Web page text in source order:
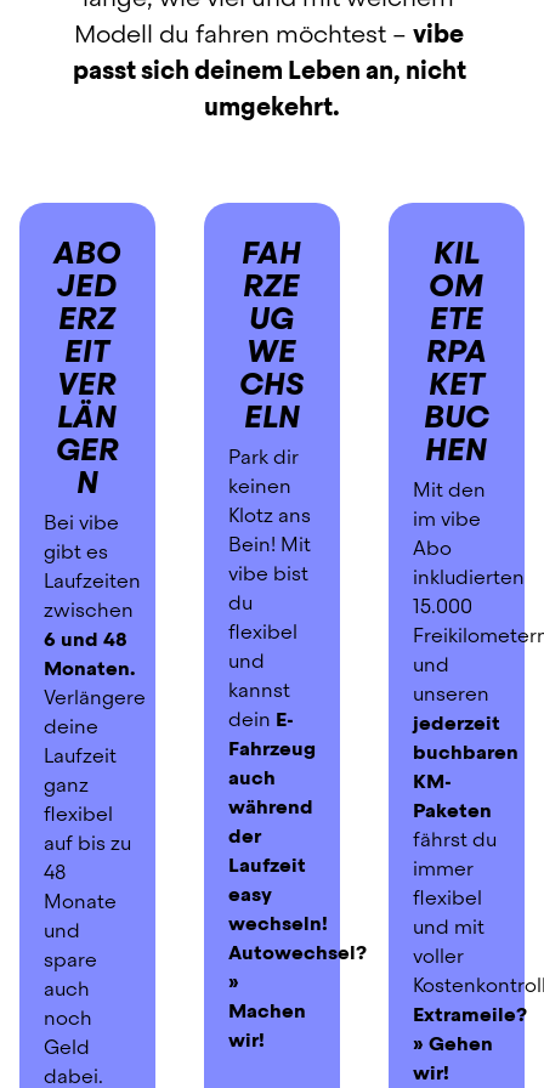
Was zunächst wie ein
gutes Angebot wirkt, kann
sich über die Laufzeit
hinweg deutlich
Deshalb lohnt es sich,
genauer hinzusehen und
die Modelle wirklich
vergleichbar zu machen.
In diesem Guide zeigen
wir dir transparent, wie
sich Langzeitmiete,
Leasing und Auto Abo
unterscheiden und
warum das vibe E-Auto
Abo für klare Kosten,
maximale Flexibilität und
ein entspanntes
Fahrerlebnis steht.
Kurze Zusammenfassung:
Langzeitmiete:
mietest ein Auto für
mehrere Wochen bis zu
einem Jahr direkt bei
einer Autovermietung
und zahlst dafür meist
höhere, tageweise
berechnete Preise.
Versicherung, Wartung
oder Reifen sind oft
nicht inkludiert, und ein
Modellwechsel ist in
Modell du fahren möchtest – vibe
passt sich deinem Leben an, nicht
umgekehrt.
ABO
JED
ERZ
EIT
VER
LÄN
GER
N
Bei vibe
gibt es
Laufzeiten
zwischen
6 und 48
Verlängere
deine
Laufzeit
ganz
flexibel
auf bis zu
48
Monate
und
spare
auch
noch
Geld
dabei.
FAH
RZE
UG
WE
CHS
ELN
Park dir
keinen
Klotz ans
Bein! Mit
vibe bist
du
flexibel
und
kannst
dein E-
Fahrzeug
auch
während
der
Laufzeit
easy
wechseln!
Autowechsel?
»
Machen
wir!
KIL
OM
ETE
RPA
KET
BUC
HEN
Mit den
im vibe
Abo
inkludierten
15.000
und
jederzeit
buchbaren
KM-
Paketen
fährst du
immer
flexibel
und mit
voller
Extrameile?
» Gehen
wir!